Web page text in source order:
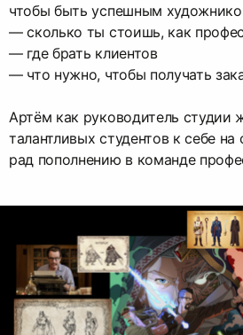
чтобы быть успешным
— сколько ты стоишь, как
— где брать клиентов
— что нужно, чтобы получать
Артём как руководитель студии
талантливых студентов к себе
рад пополнению в команде